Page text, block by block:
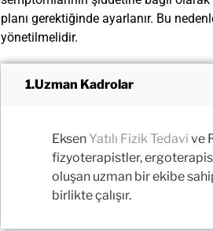
planı gerektiğinde ayarlanır. Bu
yönetilmelidir.
Uzman Kadrolar
Eksen Yatılı Fizik Tedavi ve
fizyoterapistler,
oluşan uzman bir ekibe
birlikte çalışır.